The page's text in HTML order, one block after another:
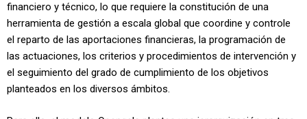
financiero y técnico, lo que requiere la constitución de una
herramienta de gestión a escala global que coordine y controle
el reparto de las aportaciones financieras, la programación de
las actuaciones, los criterios y procedimientos de intervención y
el seguimiento del grado de cumplimiento de los objetivos
planteados en los diversos ámbitos.